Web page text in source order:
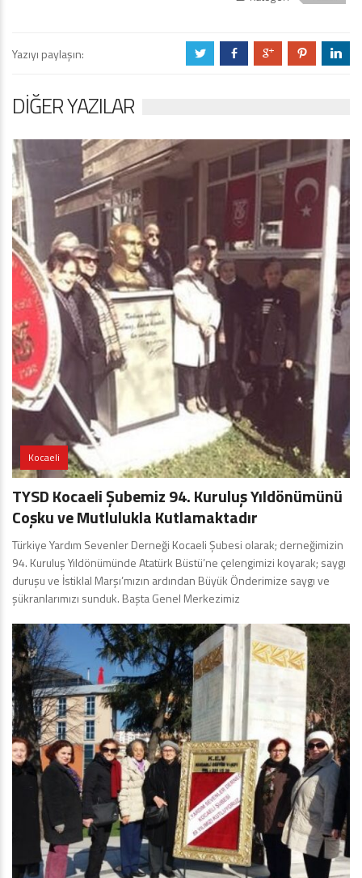
Yazıyı paylaşın: a b c d j
DIĞER YAZILAR
Kocaeli
TYSD Kocaeli Şubemiz 94. Kuruluş Yıldönümünü
Coşku ve Mutlulukla Kutlamaktadır
Türkiye Yardım Sevenler Derneği Kocaeli Şubesi olarak; derneğimizin
94. Kuruluş Yıldönümünde Atatürk Büstü’ne çelengimizi koyarak; saygı
duruşu ve İstiklal Marşı’mızın ardından Büyük Önderimize saygı ve
şükranlarımızı sunduk. Başta Genel Merkezimiz